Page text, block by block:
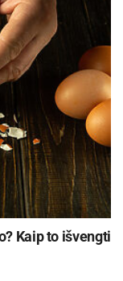
jas iš
– tiesiog
vos
Kaip to išvengti